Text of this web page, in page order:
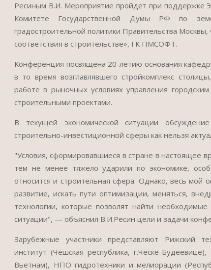
Ресиным В.И. Мероприятие пройдет при поддержке
Комитете Государственной Думы РФ по
градостроительной политики Правительства
соответствия в строительстве», ГК ПМСОФТ.
Конференция посвящена 20-летию основания
в то время возглавлявшего стройкомплекс
работе в рыночных условиях управления
строительными проектами.
В текущей экономической ситуации
строительно-инвестиционной сферы как нельзя
"Условия, сформировавшиеся в стране в настоящее
тем не менее тяжело ударили по экономике,
относится и строительная сфера. Однако, весь мой
развитие, искать пути оптимизации, меняться,
технологии, которые позволят найти
ситуации", — объяснил В.И.Ресин цели и задачи
Зарубежные участники представляют Рижский
институт (Чешская республика, г.Ческе-
Вьетнам), НПО гидротехники и мелиорации